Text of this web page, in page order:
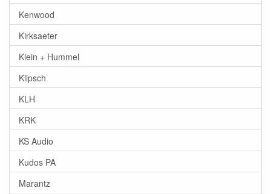
Kenwood
Kirksaeter
Klein + Hummel
Klipsch
KLH
KRK
KS Audio
Kudos PA
Marantz